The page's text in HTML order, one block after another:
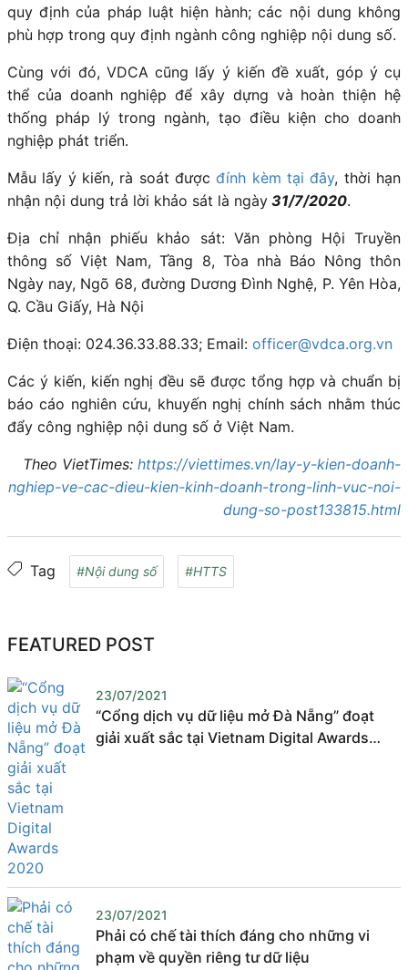
quy định của pháp luật hiện hành; các nội dung không
phù hợp trong quy định ngành công nghiệp nội dung số.
Cùng với đó, VDCA cũng lấy ý kiến đề xuất, góp ý cụ
thể của doanh nghiệp để xây dựng và hoàn thiện hệ
thống pháp lý trong ngành, tạo điều kiện cho doanh
nghiệp phát triển.
Mẫu lấy ý kiến, rà soát đượcđính kèm tại đây, thời hạn
nhận nội dung trả lời khảo sát là ngày 31/7/2020.
Địa chỉ nhận phiếu khảo sát: Văn phòng Hội Truyền
thông số Việt Nam, Tầng 8, Tòa nhà Báo Nông thôn
Ngày nay, Ngõ 68, đường Dương Đình Nghệ, P. Yên Hòa,
Q. Cầu Giấy, Hà Nội
Điện thoại: 024.36.33.88.33; Email: officer@vdca.org.vn
Các ý kiến, kiến nghị đều sẽ được tổng hợp và chuẩn bị
báo cáo nghiên cứu, khuyến nghị chính sách nhằm thúc
đẩy công nghiệp nội dung số ở Việt Nam.
Theo VietTimes: https://viettimes.vn/lay-y-kien-doanh-
nghiep-ve-cac-dieu-kien-kinh-doanh-trong-linh-vuc-noi-
dung-so-post133815.html
Tag #Nội dung số #HTTS
FEATURED POST
23/07/2021
“Cổng dịch vụ dữ liệu mở Đà Nẵng” đoạt
giải xuất sắc tại Vietnam Digital Awards
23/07/2021
Phải có chế tài thích đáng cho những vi
phạm về quyền riêng tư dữ liệu